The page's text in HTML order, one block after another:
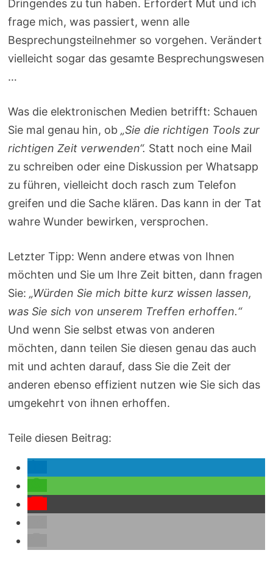
Dringendes zu tun haben. Erfordert Mut und ich
frage mich, was passiert, wenn alle
Besprechungsteilnehmer so vorgehen. Verändert
vielleicht sogar das gesamte Besprechungswesen
…
Was die elektronischen Medien betrifft: Schauen
Sie mal genau hin, ob„Sie die richtigen Tools zur
richtigen Zeit verwenden“. Statt noch eine Mail
zu schreiben oder eine Diskussion per Whatsapp
zu führen, vielleicht doch rasch zum Telefon
greifen und die Sache klären. Das kann in der Tat
wahre Wunder bewirken, versprochen.
Letzter Tipp: Wenn andere etwas von Ihnen
möchten und Sie um Ihre Zeit bitten, dann fragen
Sie:„Würden Sie mich bitte kurz wissen lassen,
was Sie sich von unserem Treffen erhoffen.“
Und wenn Sie selbst etwas von anderen
möchten, dann teilen Sie diesen genau das auch
mit und achten darauf, dass Sie die Zeit der
anderen ebenso effizient nutzen wie Sie sich das
umgekehrt von ihnen erhoffen.
Teile diesen Beitrag: